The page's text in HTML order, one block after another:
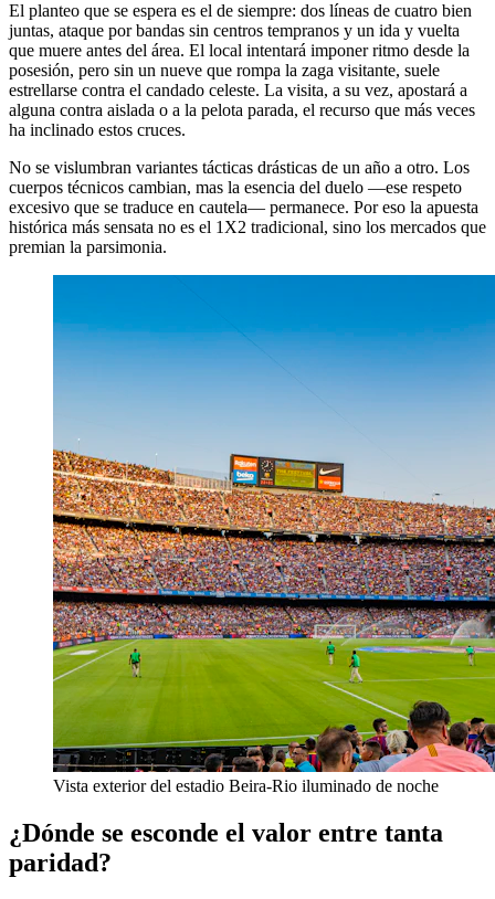
El planteo que se espera es el de siempre: dos líneas de cuatro bien
juntas, ataque por bandas sin centros tempranos y un ida y vuelta
que muere antes del área. El local intentará imponer ritmo desde la
posesión, pero sin un nueve que rompa la zaga visitante, suele
estrellarse contra el candado celeste. La visita, a su vez, apostará a
alguna contra aislada o a la pelota parada, el recurso que más veces
ha inclinado estos cruces.
No se vislumbran variantes tácticas drásticas de un año a otro. Los
cuerpos técnicos cambian, mas la esencia del duelo —ese respeto
excesivo que se traduce en cautela— permanece. Por eso la apuesta
histórica más sensata no es el 1X2 tradicional, sino los mercados que
premian la parsimonia.
Vista exterior del estadio Beira-Rio iluminado de noche
¿Dónde se esconde el valor entre tanta
paridad?